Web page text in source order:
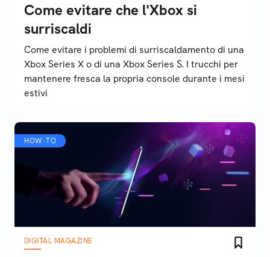
Come evitare che l'Xbox si
surriscaldi
Come evitare i problemi di surriscaldamento di una
Xbox Series X o di una Xbox Series S. I trucchi per
mantenere fresca la propria console durante i mesi
estivi
HOW-TO
DIGITAL MAGAZINE